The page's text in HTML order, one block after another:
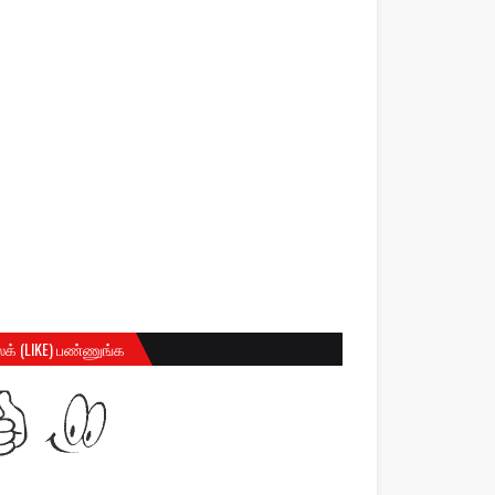
(LIKE) பண்ணுங்க